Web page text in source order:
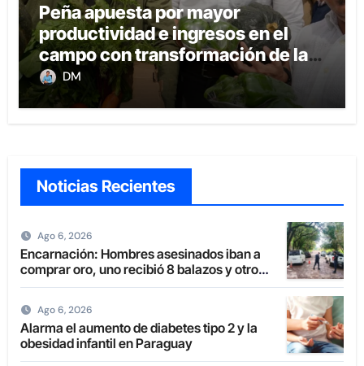
Peña apuesta por mayor
productividad e ingresos en el
campo con transformación de la
agricultura familiar
DM
Noticias Recientes
Ago 6, 2026
Encarnación: Hombres asesinados iban a
comprar oro, uno recibió 8 balazos y otro
uno en la boca
Ago 6, 2026
Alarma el aumento de diabetes tipo 2 y la
obesidad infantil en Paraguay